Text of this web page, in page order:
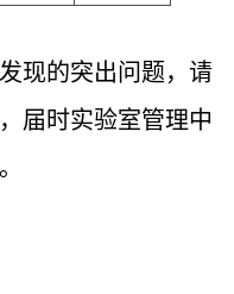
现的突出问题，请
届时实验室管理中